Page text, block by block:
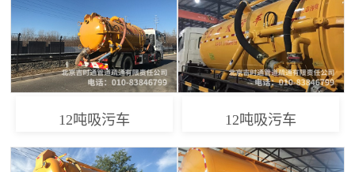
12吨吸污车 12吨吸污车